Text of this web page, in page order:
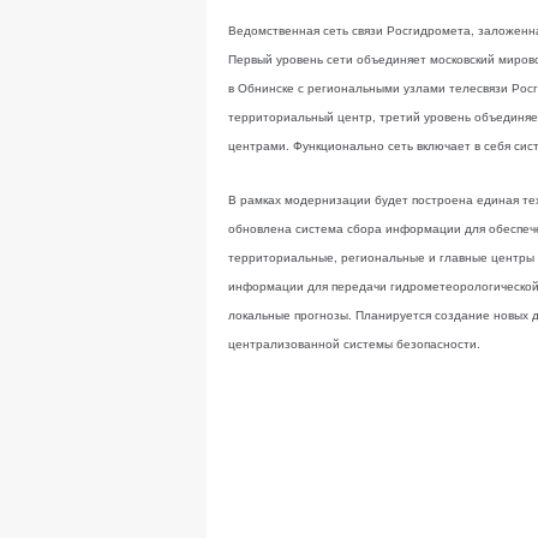
Ведомственная сеть связи Росгидромета,
Первый уровень сети объединяет московский
в Обнинске с региональными узлами телесвязи
территориальный центр, третий уровень
центрами. Функционально сеть включает в себя
В рамках модернизации будет построена единая
обновлена система сбора информации для
территориальные, региональные и главные
информации для передачи
локальные прогнозы. Планируется создание новых
централизованной системы безопасности.